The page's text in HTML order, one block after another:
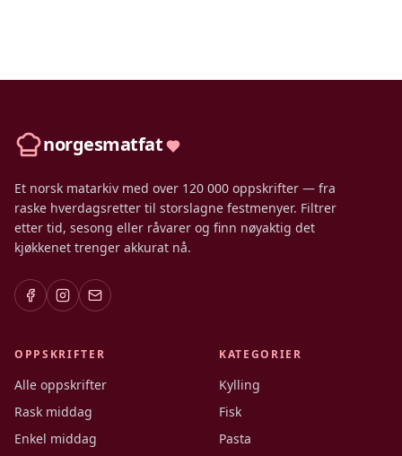
norgesmatfat
Et norsk matarkiv med over 120 000 oppskrifter — fra
raske hverdagsretter til storslagne festmenyer. Filtrer
etter tid, sesong eller råvarer og finn nøyaktig det
kjøkkenet trenger akkurat nå.
OPPSKRIFTER
Alle oppskrifter
Rask middag
Enkel middag
KATEGORIER
Kylling
Fisk
Pasta